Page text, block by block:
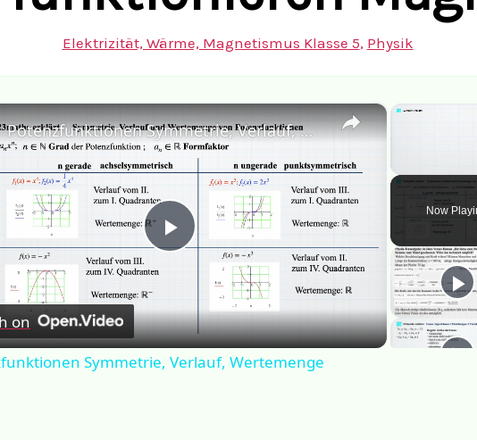
Elektrizität, Wärme, Magnetismus Klasse 5, Physik
Unmute
Now
×
Play
Video
Potenzfunktionen Symmetrie, Verlauf, Wertemenge
on
Symmetrie, Verlauf, Wertemenge